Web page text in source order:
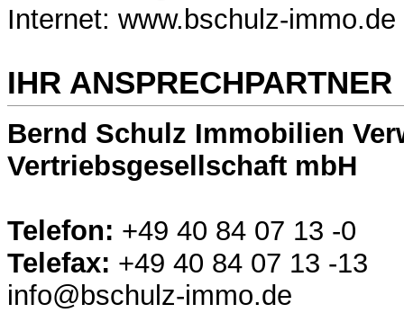
Internet: www.bschulz-immo.de
IHR ANSPRECHPARTNER
Bernd Schulz Immobilien
Vertriebsgesellschaft mbH
Telefon: +49 40 84 07 13 -0
Telefax: +49 40 84 07 13 -13
info@bschulz-immo.de